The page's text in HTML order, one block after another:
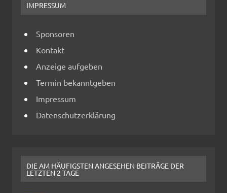
IMPRESSUM
Sponsoren
Kontakt
Anzeige aufgeben
Termin bekanntgeben
Impressum
Datenschutzerklärung
DIE AM HÄUFIGSTEN ANGESEHEN BEITRÄGE DER
LETZTEN 2 TAGE